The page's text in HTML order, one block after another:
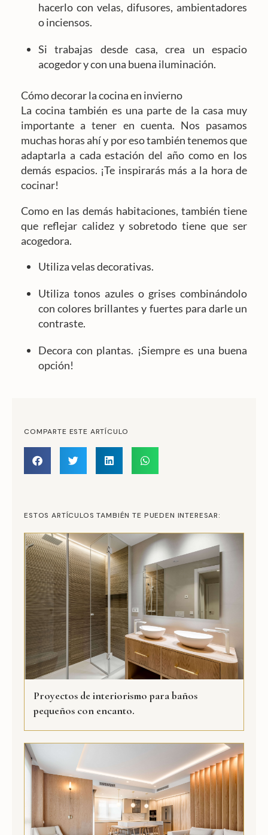
hacerlo con velas, difusores, ambientadores
o inciensos.
Si trabajas desde casa, crea un espacio
acogedor y con una buena iluminación.
Cómo decorar la cocina en invierno
La cocina también es una parte de la casa muy
importante a tener en cuenta. Nos pasamos
muchas horas ahí y por eso también tenemos que
adaptarla a cada estación del año como en los
demás espacios. ¡Te inspirarás más a la hora de
cocinar!
Como en las demás habitaciones, también tiene
que reflejar calidez y sobretodo tiene que ser
acogedora.
Utiliza velas decorativas.
Utiliza tonos azules o grises combinándolo
con colores brillantes y fuertes para darle un
contraste.
Decora con plantas. ¡Siempre es una buena
opción!
COMPARTE ESTE ARTÍCULO
ESTOS ARTÍCULOS TAMBIÉN TE PUEDEN INTERESAR:
Proyectos de interiorismo para baños
pequeños con encanto.